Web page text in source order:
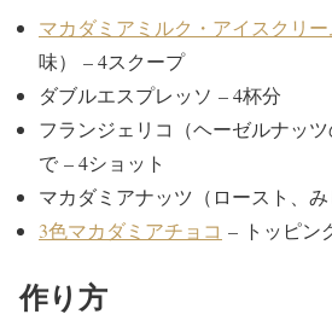
マカダミアミルク・アイスクリー
味） – 4スクープ
ダブルエスプレッソ – 4杯分
フランジェリコ（ヘーゼルナッ
で – 4ショット
マカダミアナッツ（ロースト、
3色マカダミアチョコ – トッピン
作り方